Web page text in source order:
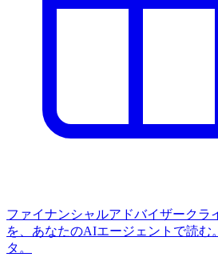
ファイナンシャルアドバイザークラ
を、あなたのAIエージェントで読む
タ。